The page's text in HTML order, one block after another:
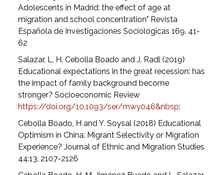
Adolescents in Madrid: the effect of age at
migration and school concentration" Revista
Española de Investigaciones Sociológicas 169. 41-
62
Salazar, L, H. Cebolla Boado and J. Radl (2019)
Educational expectations in the great recession: has
the impact of family background become
stronger? Socioeconomic Review
https://doi.org/10.1093/ser/mwy046&nbsp;
Cebolla Boado, H and Y. Soysal (2018) Educational
Optimism in China: Migrant Selectivity or Migration
Experience? Journal of Ethnic and Migration Studies
44:13, 2107-2126